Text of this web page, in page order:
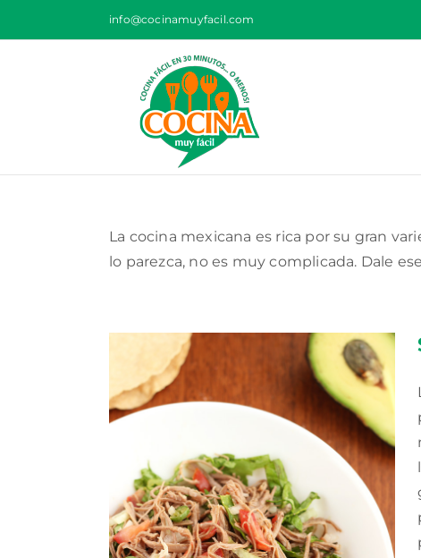
al
info@cocinamuyfacil.com
La cocina mexicana es rica por su gran
lo parezca, no es muy complicada. Dale